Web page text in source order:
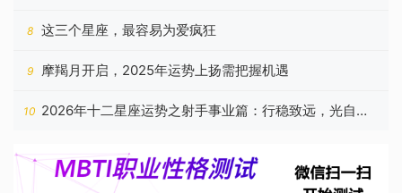
的星座
8 这三个星座，最容易为爱疯狂
9 摩羯月开启，2025年运势上扬需把握机遇
10 2026年十二星座运势之射手事业篇：行稳致远，光自心